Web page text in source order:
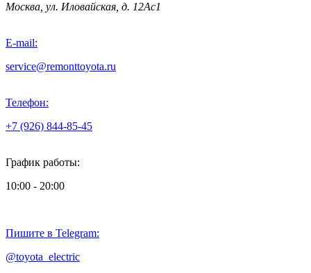
Москва, ул. Иловайская, д. 12Ас1
E-mail:
service@remonttoyota.ru
Телефон:
+7 (926) 844-85-45
График работы:
10:00 - 20:00
Пишите в Telegram:
@toyota_electric